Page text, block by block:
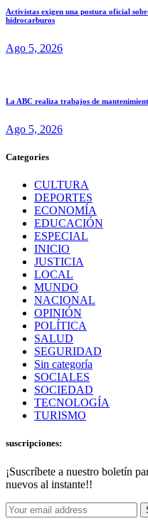
Activistas exigen una postura oficial
hidrocarburos
Ago 5, 2026
La ABC realiza trabajos de
Ago 5, 2026
Categories
CULTURA
DEPORTES
ECONOMÍA
EDUCACIÓN
ESPECIAL
INICIO
JUSTICIA
LOCAL
MUNDO
NACIONAL
OPINIÓN
POLÍTICA
SALUD
SEGURIDAD
Sin categoría
SOCIALES
SOCIEDAD
TECNOLOGÍA
TURISMO
suscripciones:
¡Suscríbete a nuestro boletín
nuevos al instante!!